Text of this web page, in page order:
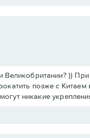
))
позже с
никакие